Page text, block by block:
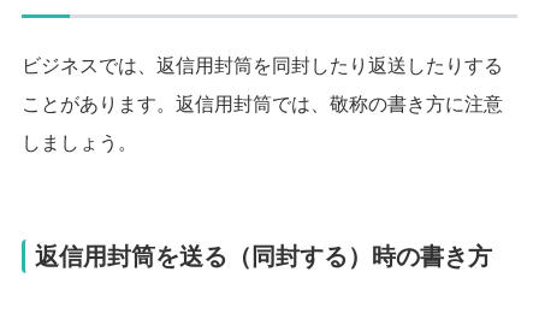
ビジネスでは、返信用封筒を同封したり返送したりする
ことがあります。 返信用封筒では、敬称の書き方に注意
しましょう。
返信用封筒を送る（同封する）時の書き方